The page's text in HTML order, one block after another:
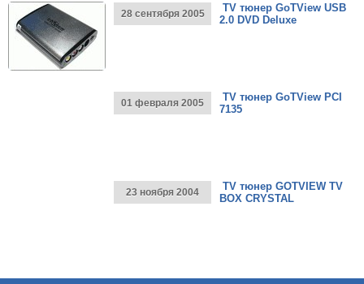
28 сентября 2005
TV тюнер GoTView USB
2.0 DVD Deluxe
01 февраля 2005
TV тюнер GoTView PCI
7135
23 ноября 2004
TV тюнер GOTVIEW TV
BOX CRYSTAL